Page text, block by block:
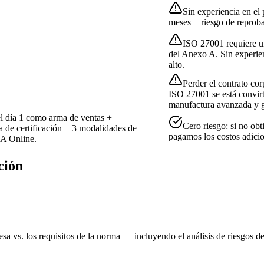
Sin experiencia en
meses + riesgo de
ISO 27001 requiere
del Anexo A. Sin
alto.
Perder el contrato
ISO 27001 se está
manufactura avanzada y
día 1 como arma de ventas +
de certificación + 3 modalidades de
Online.
Cero riesgo: si no
pagamos los costos
vs. los requisitos de la norma — incluyendo el análisis de riesgos